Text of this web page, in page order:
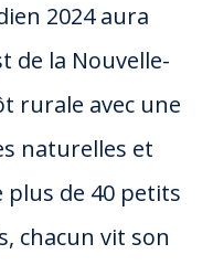
2024 aura
de la Nouvelle-
rurale avec une
naturelles et
plus de 40 petits
chacun vit son